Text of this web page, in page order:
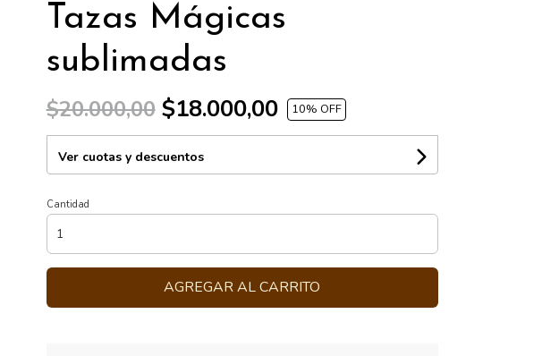
Tazas Mágicas
sublimadas
$20.000,00$18.000,00 10% OFF
Ver cuotas y descuentos
Cantidad
AGREGAR AL CARRITO